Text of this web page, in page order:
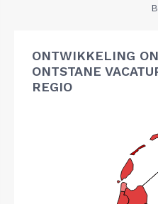
ONTWIKKELING
ONTSTANE
REGIO